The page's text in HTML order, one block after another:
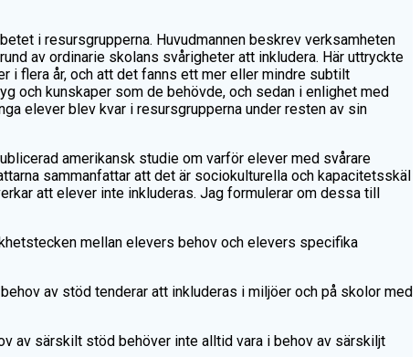
i resursgrupperna. Huvudmannen beskrev verksamheten
av ordinarie skolans svårigheter att inkludera. Här uttryckte
i flera år, och att det fanns ett mer eller mindre subtilt
och kunskaper som de behövde, och sedan i enlighet med
elever blev kvar i resursgrupperna under resten av sin
amerikansk studie om varför elever med svårare
sammanfattar att det är sociokulturella och kapacitetsskäl
att elever inte inkluderas. Jag formulerar om dessa till
mellan elevers behov och elevers specifika
av stöd tenderar att inkluderas i miljöer och på skolor med
av särskilt stöd behöver inte alltid vara i behov av särskiljt